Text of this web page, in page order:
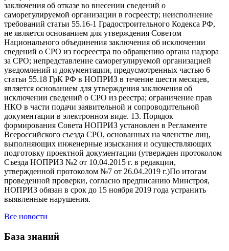
заключения об отказе во внесении сведений о
саморегулируемой организации в госреестр; неисполнение
требований статьи 55.16-1 Градостроительного Кодекса РФ,
не является основанием для утверждения Советом
Национального объединения заключения об исключении
сведений о СРО из госреестра по обращению органа надзора
за СРО; непредставление саморегулируемой организацией
уведомлений и документации, предусмотренных частью 6
статьи 55.18 ГрК РФ в НОПРИЗ в течение шести месяцев,
является основанием для утверждения заключения об
исключении сведений о СРО из реестра; ограничение прав
НКО в части подачи заявительной и сопроводительной
документации в электронном виде. 13. Порядок
формирования Совета НОПРИЗ установлен в Регламенте
Всероссийского съезда СРО, основанных на членстве лиц,
выполняющих инженерные изыскания и осуществляющих
подготовку проектной документации (утвержден протоколом
Съезда НОПРИЗ №2 от 10.04.2015 г. в редакции,
утвержденной протоколом №7 от 26.04.2019 г.)По итогам
проведенной проверки, согласно предписанию Минстроя,
НОПРИЗ обязан в срок до 15 ноября 2019 года устранить
выявленные нарушения.
Все новости
База знаний